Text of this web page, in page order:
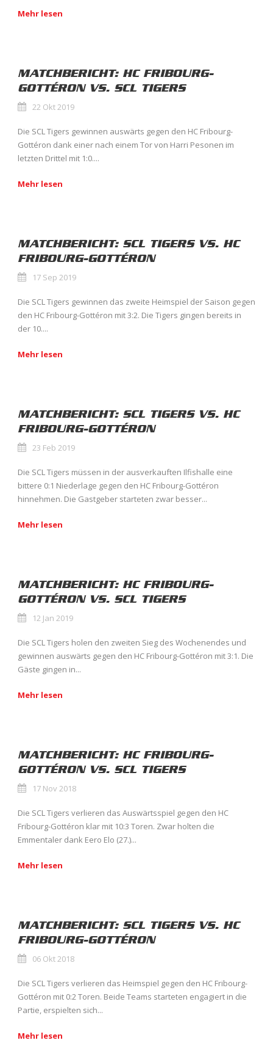
Mehr lesen
MATCHBERICHT: HC FRIBOURG-
GOTTÉRON VS. SCL TIGERS
22 Okt 2019
Die SCL Tigers gewinnen auswärts gegen den HC Fribourg-
Gottéron dank einer nach einem Tor von Harri Pesonen im
letzten Drittel mit 1:0....
Mehr lesen
MATCHBERICHT: SCL TIGERS VS. HC
FRIBOURG-GOTTÉRON
17 Sep 2019
Die SCL Tigers gewinnen das zweite Heimspiel der Saison gegen
den HC Fribourg-Gottéron mit 3:2. Die Tigers gingen bereits in
der 10....
Mehr lesen
MATCHBERICHT: SCL TIGERS VS. HC
FRIBOURG-GOTTÉRON
23 Feb 2019
Die SCL Tigers müssen in der ausverkauften Ilfishalle eine
bittere 0:1 Niederlage gegen den HC Fribourg-Gottéron
hinnehmen. Die Gastgeber starteten zwar besser...
Mehr lesen
MATCHBERICHT: HC FRIBOURG-
GOTTÉRON VS. SCL TIGERS
12 Jan 2019
Die SCL Tigers holen den zweiten Sieg des Wochenendes und
gewinnen auswärts gegen den HC Fribourg-Gottéron mit 3:1. Die
Gäste gingen in...
Mehr lesen
MATCHBERICHT: HC FRIBOURG-
GOTTÉRON VS. SCL TIGERS
17 Nov 2018
Die SCL Tigers verlieren das Auswärtsspiel gegen den HC
Fribourg-Gottéron klar mit 10:3 Toren. Zwar holten die
Emmentaler dank Eero Elo (27.)...
Mehr lesen
MATCHBERICHT: SCL TIGERS VS. HC
FRIBOURG-GOTTÉRON
06 Okt 2018
Die SCL Tigers verlieren das Heimspiel gegen den HC Fribourg-
Gottéron mit 0:2 Toren. Beide Teams starteten engagiert in die
Partie, erspielten sich...
Mehr lesen